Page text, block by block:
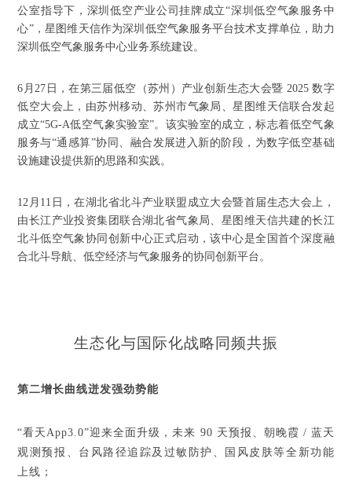
公室指导下，深圳低空产业公司挂牌成立“深圳低空气象服务中
心”，星图维天信作为深圳低空气象服务平台技术支撑单位，助力
深圳低空气象服务中心业务系统建设。
6月27日，在第三届低空（苏州）产业创新生态大会暨 2025 数字
低空大会上，由苏州移动、苏州市气象局、星图维天信联合发起
成立“5G-A低空气象实验室”。该实验室的成立，标志着低空气象
服务与“通感算”协同、融合发展进入新的阶段，为数字低空基础
设施建设提供新的思路和实践。
12月11日，在湖北省北斗产业联盟成立大会暨首届生态大会上，
由长江产业投资集团联合湖北省气象局、星图维天信共建的长江
北斗低空气象协同创新中心正式启动，该中心是全国首个深度融
合北斗导航、低空经济与气象服务的协同创新平台。
生态化与国际化战略同频共振
第二增长曲线迸发强劲势能
“看天App3.0”迎来全面升级，未来 90 天预报、朝晚霞 / 蓝天
观测预报、台风路径追踪及过敏防护、国风皮肤等全新功能
上线；